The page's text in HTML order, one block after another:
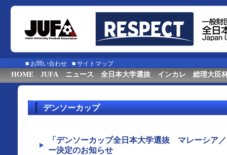
■ お問い合わせ ■ サイトマップ
HOME JUFA ニュース 全日本大学選抜 インカレ 総理大臣
デンソーカップ
「デンソーカップ全日本大学選抜 マレーシア
ー決定のお知らせ